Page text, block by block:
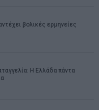
βολικές ερμηνείες
Η Ελλάδα πάντα